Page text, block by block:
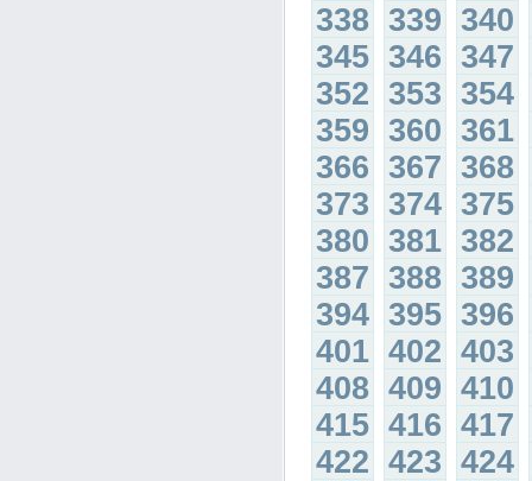
338 339 340
345 346 347
352 353 354
359 360 361
366 367 368
373 374 375
380 381 382
387 388 389
394 395 396
401 402 403
408 409 410
415 416 417
422 423 424